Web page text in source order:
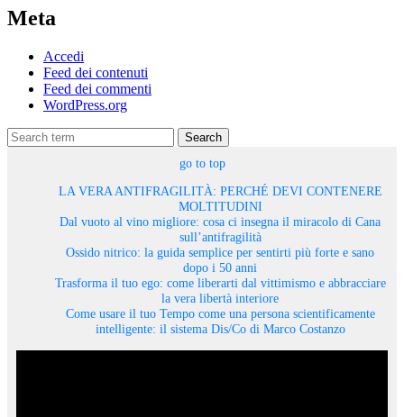
Meta
Accedi
Feed dei contenuti
Feed dei commenti
WordPress.org
Search
go to top
LA VERA ANTIFRAGILITÀ: PERCHÉ DEVI CONTENERE
MOLTITUDINI
Dal vuoto al vino migliore: cosa ci insegna il miracolo di Cana
sull’antifragilità
Ossido nitrico: la guida semplice per sentirti più forte e sano
dopo i 50 anni
Trasforma il tuo ego: come liberarti dal vittimismo e abbracciare
la vera libertà interiore
Come usare il tuo Tempo come una persona scientificamente
intelligente: il sistema Dis/Co di Marco Costanzo